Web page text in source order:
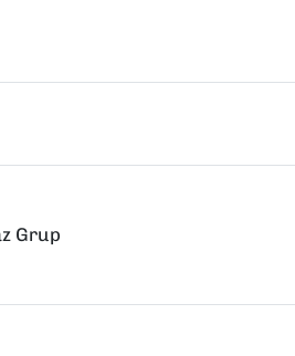
Grup